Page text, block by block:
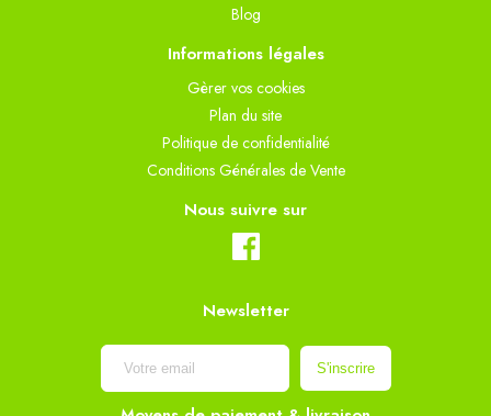
Blog
Informations légales
Gèrer vos cookies
Plan du site
Politique de confidentialité
Conditions Générales de Vente
Nous suivre sur
Newsletter